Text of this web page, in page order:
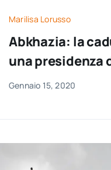
Marilisa Lorusso
Abkhazia: la
una presidenza
Gennaio 15, 2020